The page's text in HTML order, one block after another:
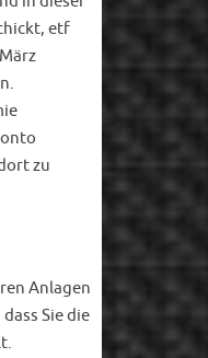
etf
zu
Anlagen
Sie die